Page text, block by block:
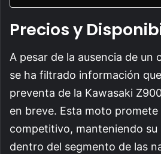
Precios y
A pesar de la ausencia de un
se ha filtrado información
preventa de la Kawasaki
en breve. Esta moto promete
competitivo, manteniendo su
dentro del segmento de las